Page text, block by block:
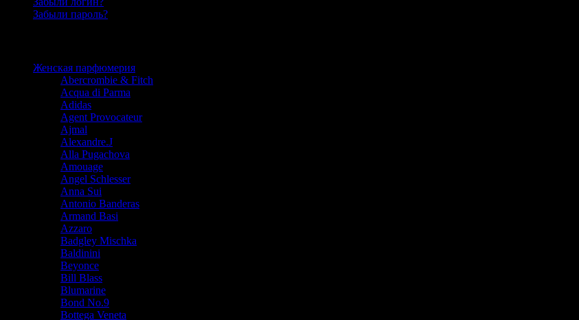
Забыли пароль?
Женская парфюмерия
Abercrombie & Fitch
Acqua di Parma
Adidas
Agent Provocateur
Ajmal
Alexandre.J
Alla Pugachova
Amouage
Angel Schlesser
Anna Sui
Antonio Banderas
Armand Basi
Azzaro
Badgley Mischka
Baldinini
Beyonce
Bill Blass
Blumarine
Bond No.9
Bottega Veneta